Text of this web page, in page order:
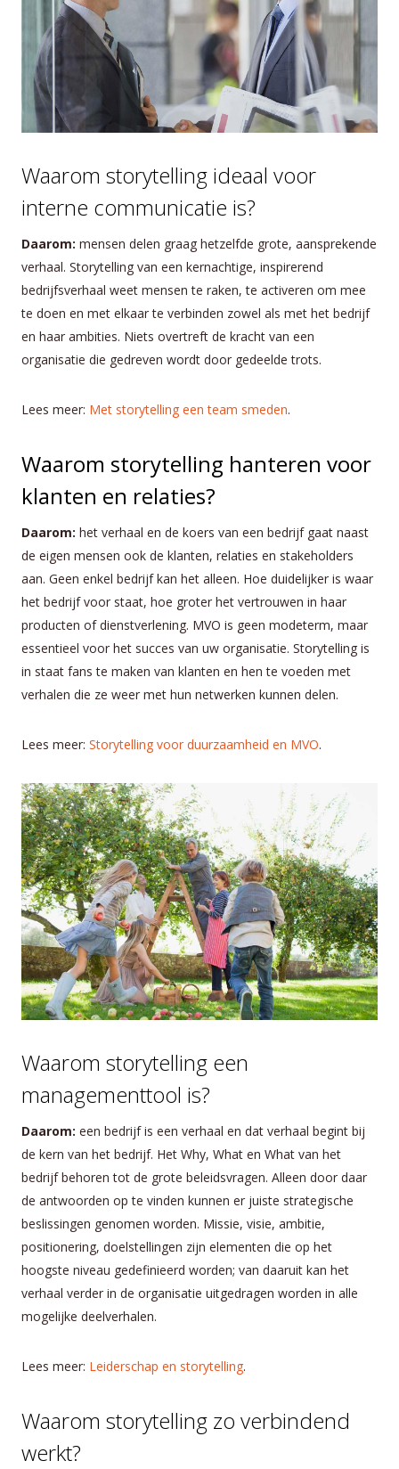
Waarom storytelling ideaal voor
interne communicatie is?
Daarom: mensen delen graag hetzelfde grote, aansprekende
verhaal. Storytelling van een kernachtige, inspirerend
bedrijfsverhaal weet mensen te raken, te activeren om mee
te doen en met elkaar te verbinden zowel als met het bedrijf
en haar ambities. Niets overtreft de kracht van een
organisatie die gedreven wordt door gedeelde trots.
Lees meer: Met storytelling een team smeden.
Waarom storytelling hanteren voor
klanten en relaties?
Daarom: het verhaal en de koers van een bedrijf gaat naast
de eigen mensen ook de klanten, relaties en stakeholders
aan. Geen enkel bedrijf kan het alleen. Hoe duidelijker is waar
het bedrijf voor staat, hoe groter het vertrouwen in haar
producten of dienstverlening. MVO is geen modeterm, maar
essentieel voor het succes van uw organisatie. Storytelling is
in staat fans te maken van klanten en hen te voeden met
verhalen die ze weer met hun netwerken kunnen delen.
Lees meer: Storytelling voor duurzaamheid en MVO.
Waarom storytelling een
managementtool is?
Daarom: een bedrijf is een verhaal en dat verhaal begint bij
de kern van het bedrijf. Het Why, What en What van het
bedrijf behoren tot de grote beleidsvragen. Alleen door daar
de antwoorden op te vinden kunnen er juiste strategische
beslissingen genomen worden. Missie, visie, ambitie,
positionering, doelstellingen zijn elementen die op het
hoogste niveau gedefinieerd worden; van daaruit kan het
verhaal verder in de organisatie uitgedragen worden in alle
mogelijke deelverhalen.
Lees meer: Leiderschap en storytelling.
Waarom storytelling zo verbindend
werkt?